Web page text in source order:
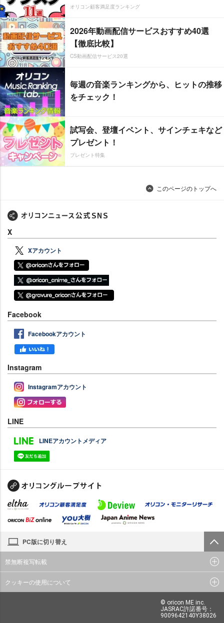
オリコン顧客満足度ランキング
2026年動画配信サービスおすすめ40選
【徹底比較】
CS動画配信サービス20選
毎週の音楽ランキングから、ヒットの推移
をチェック！
試写会、登壇イベント、サインチェキなど
プレゼント！
プレゼント特集
このページのトップへ
X
Xアカウント
Facebook
Facebookアカウント
Instagram
Instagramアカウント
LINE
LINEアカウントメディア
PC版に切り替え
禁無断複写転載
クッキーの使用について
© oricon ME inc.
JASRAC許諾番号：
9009642140Y38026